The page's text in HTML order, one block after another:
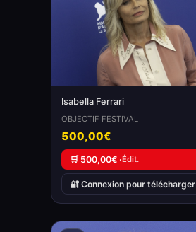
Isabella Ferrari
OBJECTIF FESTIVAL
500,00€
🛒 500,00€ ·Édit.
🔐 Connexion pour télécharger